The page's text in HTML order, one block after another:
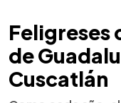
Feligreses
de
Cuscatlán